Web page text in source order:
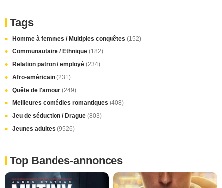
Tags
Homme à femmes / Multiples conquêtes (152)
Communautaire / Ethnique (182)
Relation patron / employé (234)
Afro-américain (231)
Quête de l'amour (249)
Meilleures comédies romantiques (408)
Jeu de séduction / Drague (803)
Jeunes adultes (9526)
Top Bandes-annonces